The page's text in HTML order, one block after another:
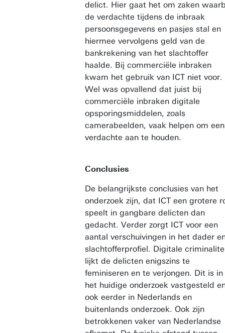
delict. Hier gaat het om zaken
de verdachte tijdens de inbraak
persoonsgegevens en pasjes stal en
hiermee vervolgens geld van de
bankrekening van het slachtoffer
haalde. Bij commerciële inbraken
kwam het gebruik van ICT niet voor.
Wel was opvallend dat juist bij
commerciële inbraken digitale
opsporingsmiddelen, zoals
camerabeelden, vaak helpen om een
verdachte aan te houden.
Conclusies
De belangrijkste conclusies van het
onderzoek zijn, dat ICT een grotere
speelt in gangbare delicten dan
gedacht. Verder zorgt ICT voor een
aantal verschuivingen in het dader
slachtofferprofiel. Digitale
lijkt de delicten enigszins te
feminiseren en te verjongen. Dit is in
het huidige onderzoek vastgesteld
ook eerder in Nederlands en
buitenlands onderzoek. Ook zijn
betrokkenen vaker van Nederlandse